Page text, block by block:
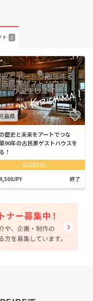
ト 2
島県
歴史と未来をアートでつな
90年の古民家ゲストハウスを
！
SUCCESS
終了